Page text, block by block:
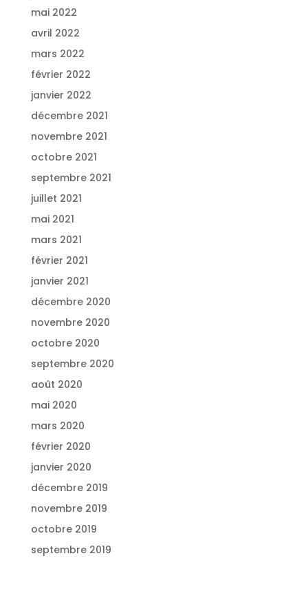
mai 2022
avril 2022
mars 2022
février 2022
janvier 2022
décembre 2021
novembre 2021
octobre 2021
septembre 2021
juillet 2021
mai 2021
mars 2021
février 2021
janvier 2021
décembre 2020
novembre 2020
octobre 2020
septembre 2020
août 2020
mai 2020
mars 2020
février 2020
janvier 2020
décembre 2019
novembre 2019
octobre 2019
septembre 2019